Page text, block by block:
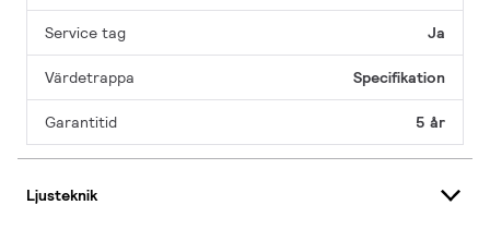
Service tag Ja
Värdetrappa Specifikation
Garantitid 5 år
Ljusteknik